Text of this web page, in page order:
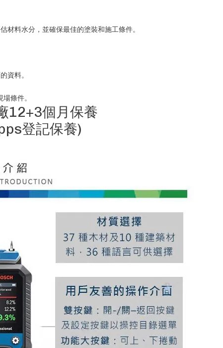
材料水分，並確保最佳的塗裝和施工條件。
資料。
條件。
12+3個月保養
登記保養)